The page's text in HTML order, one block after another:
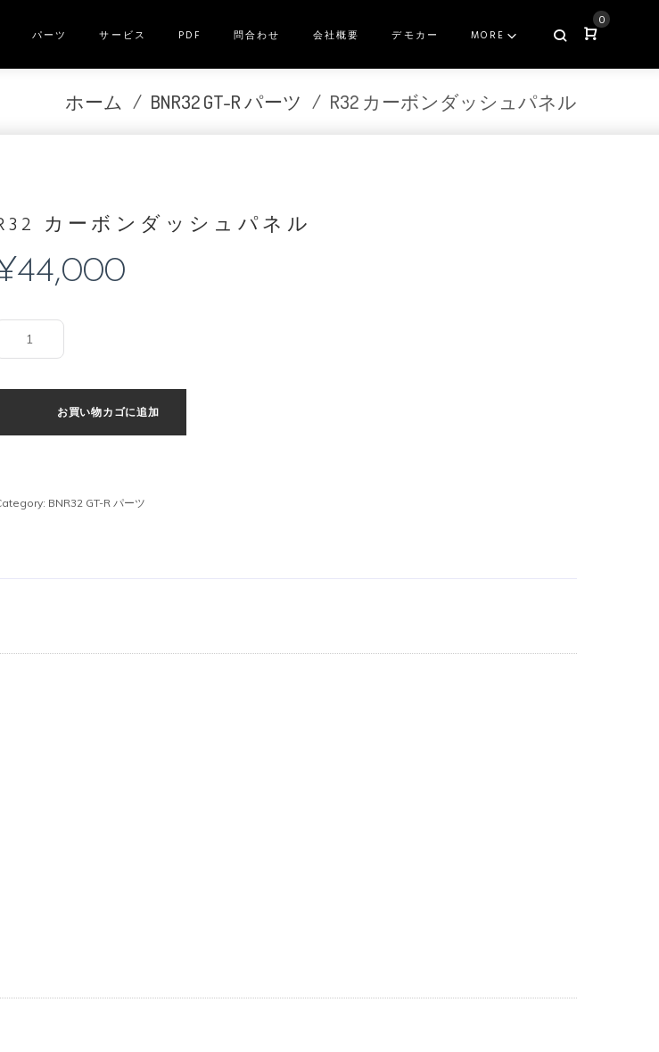
パーツ サービス PDF 問合わせ 会社概要 デモカー MORE
0
ホーム / BNR32 GT-R パーツ / R32 カーボンダッシュパネル
カーボンダッシュパネル
44,000
お買い物カゴに追加
BNR32 GT-R パーツ